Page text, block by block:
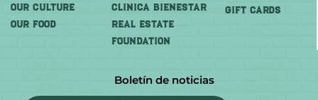
OUR CULTURE
OUR FOOD
CLINICA BIENESTAR
REAL ESTATE
FOUNDATION
GIFT CARDS
Boletín de noticias